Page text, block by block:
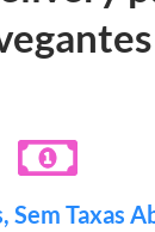
Sem Taxas